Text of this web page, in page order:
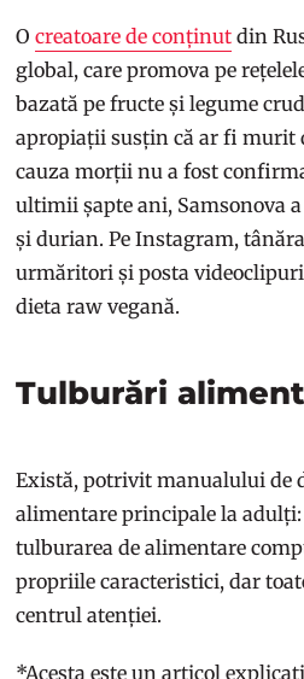
Ocreatoare de conținut din
global, care promova pe
bazată pe fructe și legume
apropiații susțin că ar fi murit
cauza morții nu a fost
ultimii șapte ani, Samsonova
și durian. Pe Instagram,
urmăritori și posta
dieta raw vegană.
Tulburări
Există, potrivit manualului de
alimentare principale la
tulburarea de alimentare
propriile caracteristici, dar
centrul atenției.
*Acesta este un articol